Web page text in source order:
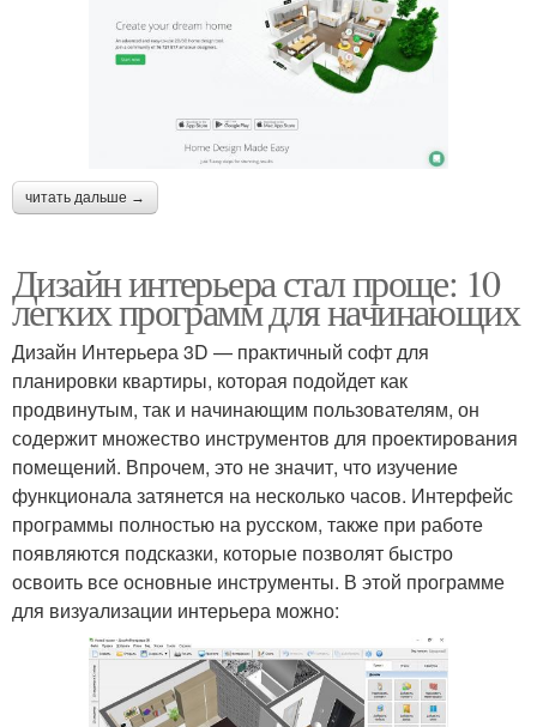
читать дальше →
Дизайн интерьера стал проще: 10
легких программ для начинающих
Дизайн Интерьера 3D — практичный софт для
планировки квартиры, которая подойдет как
продвинутым, так и начинающим пользователям, он
содержит множество инструментов для проектирования
помещений. Впрочем, это не значит, что изучение
функционала затянется на несколько часов. Интерфейс
программы полностью на русском, также при работе
появляются подсказки, которые позволят быстро
освоить все основные инструменты. В этой программе
для визуализации интерьера можно: